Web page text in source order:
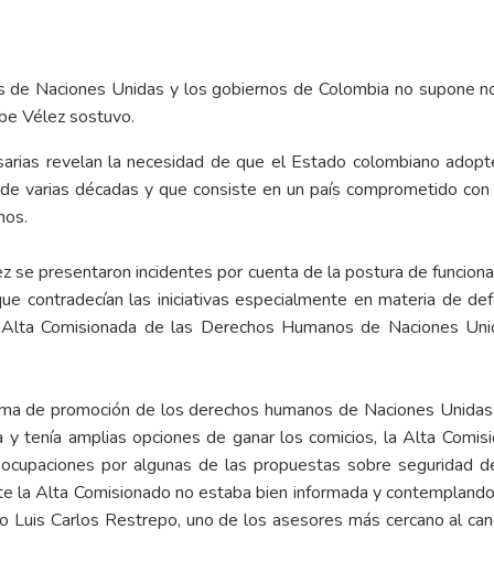
de Naciones Unidas y los gobiernos de Colombia no supone
Vélez sostuvo.
revelan la necesidad de que el Estado colombiano
varias décadas y que consiste en un país comprometido
se presentaron incidentes por cuenta de la postura de
contradecían las iniciativas especialmente en materia de
Comisionada de las Derechos Humanos de Naciones
de promoción de los derechos humanos de Naciones
tenía amplias opciones de ganar los comicios, la Alta
por algunas de las propuestas sobre seguridad
la Alta Comisionado no estaba bien informada y
Carlos Restrepo, uno de los asesores más cercano al